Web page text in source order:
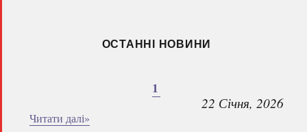
ОСТАННІ НОВИНИ
1
22 Січня, 2026
Читати далі»